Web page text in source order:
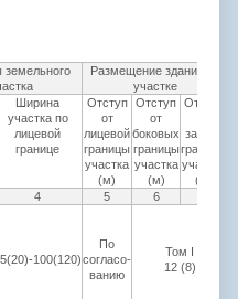
земельного
Размещение зданий на
участке
Ширина
участка по
лицевой
границе
Отступ
от
лицевой
границы
участка
(м)
Отступ
от
боковых
границы
участка
(м)
Отступ
задней
границы
участка
(м)
4 5 6
100(120)
По
согласо-
ванию
Том I
12 (8)